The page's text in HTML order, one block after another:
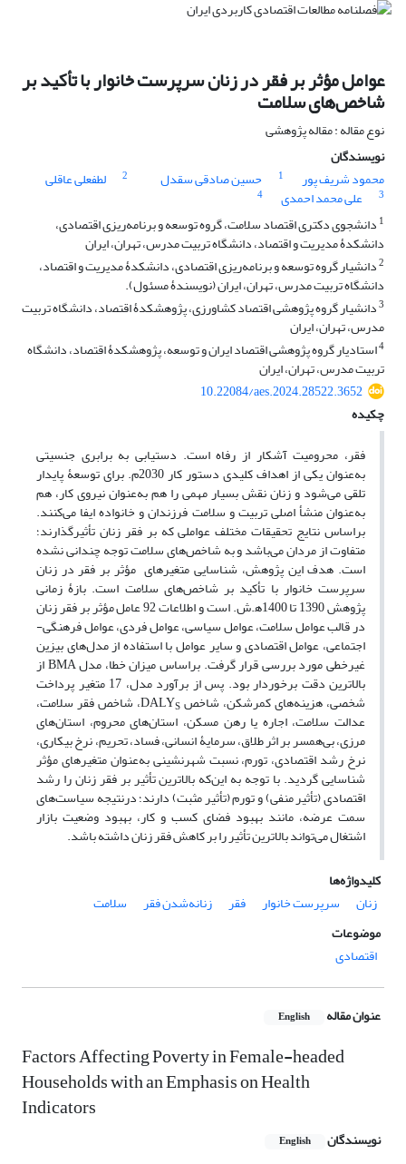
عوامل مؤثر بر فقر در زنان سرپرست خانوار با تأکید بر
شاخص‌های سلامت
نوع مقاله : مقاله پژوهشی
نویسندگان
محمود شریف پور
1 حسین صادقی سقدل 2 لطفعلی عاقلی
3 علی محمد احمدی
4
1 دانشجوی دکتری اقتصاد سلامت، گروه توسعه و برنامه‌ریزی اقتصادی،
دانشکدۀ مدیریت و اقتصاد، دانشگاه تربیت مدرس، تهران، ایران
2دانشیار گروه توسعه و برنامه‌ریزی اقتصادی، دانشکدۀ مدیریت و اقتصاد،
دانشگاه تربیت مدرس، تهران، ایران (نویسندۀ مسئول).
3دانشیار گروه پژوهشی اقتصاد کشاورزی، پژوهشکدۀ اقتصاد، دانشگاه تربیت
مدرس، تهران، ایران
4استادیار گروه پژوهشی اقتصاد ایران و توسعه، پژوهشکدۀ اقتصاد، دانشگاه
تربیت مدرس، تهران، ایران
10.22084/aes.2024.28522.3652
چکیده
فقر، محرومیت آشکار از رفاه است. دستیابی به برابری جنسیتی
به‌عنوان یکی از اهداف کلیدی دستور کار 2030م. برای توسعۀ پایدار
تلقی می‌شود و زنان نقش بسیار مهمی را هم به‌عنوان نیروی کار، هم
به‌عنوان منشأ اصلی تربیت و سلامت فرزندان و خانواده ایفا می‌کنند.
براساس نتایج تحقیقات مختلف عواملی که بر فقر زنان تأثیر‌گذارند؛
متفاوت از مردان می‌باشد و به شاخص‌های سلامت توجه چندانی نشده
است. هدف این پژوهش، شناسایی متغیرهای مؤثر بر فقر در زنان
سرپرست خانوار با تأکید بر شاخص‌های سلامت است. بازۀ زمانی
پژوهش 1390 تا 1400ه‍.ش. است و اطلاعات 92 عامل مؤثر بر فقر زنان
در قالب عوامل سلامت، عوامل سیاسی، عوامل فردی، عوامل فرهنگی-
اجتماعی، عوامل اقتصادی و سایر عوامل با استفاده از مدل‌های بیزین
غیرخطی مورد بررسی قرار گرفت. براساس میزان خطا، مدل BMA از
بالاترین دقت برخوردار بود. پس از برآورد مدل، 17 متغیر پرداخت
شخصی، هزینه‌های کمرشکن، شاخص DALY S ، شاخص فقر سلامت،
عدالت سلامت، اجاره یا رهن مسکن، استان‌های محروم، استان‌های
مرزی، بی‌همسر بر اثر طلاق، سرمایۀ انسانی، فساد، تحریم، نرخ بیکاری،
نرخ رشد اقتصادی، تورم، نسبت شهرنشینی به‌عنوان متغیرهای مؤثر
شناسایی گردید. با توجه به این‌که بالاترین تأثیر بر فقر زنان را رشد
اقتصادی (تأثیر منفی) و تورم (تأثیر مثبت) دارند؛ درنتیجه سیاست‌های
سمت عرضه، مانند بهبود فضای کسب و کار، بهبود وضعیت بازار
اشتغال می‌تواند بالاترین تأثیر را بر کاهش فقر زنان داشته باشد.
کلیدواژه‌ها
زنان
سرپرست خانوار فقر زنانه‌شدن فقر
سلامت
موضوعات
اقتصادی
عنوان مقاله English
Factors Affecting Poverty in Female-headed
Households with an Emphasis on Health
Indicators
نویسندگان English